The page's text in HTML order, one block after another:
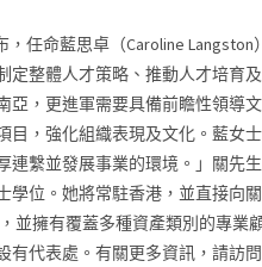
任命藍思卓（Caroline
整體人才策略、推動人才培育
，更進軍需要具備前瞻性領導
，強化組織表現及文化。藍女
繫並發展事業的環境。」關先
位。她將常駐香港，並直接向
並擁有覆蓋多種資產類別的專業
代表處。有關更多資訊，請訪